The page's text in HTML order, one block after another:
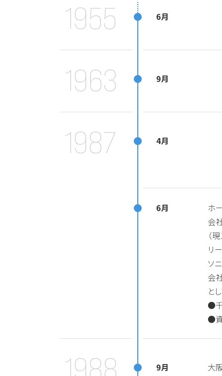
1955 6月
1963 9月
1987 4月
6月
ホ
会
（
リ
ソ
会
と
●
●
1988 9月 大